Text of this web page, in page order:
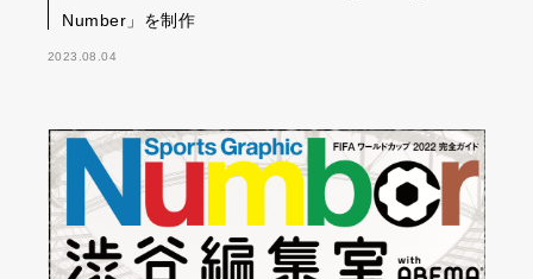
Number」を制作
2023.08.04